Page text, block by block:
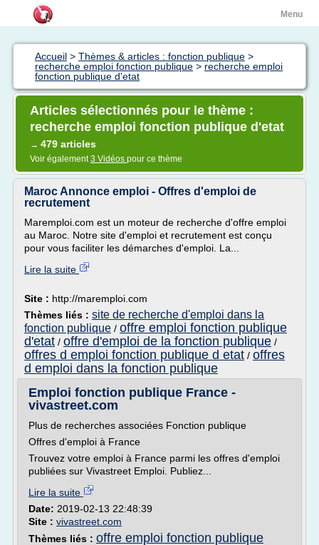
Menu
Accueil > Thèmes & articles : fonction publique >
recherche emploi fonction publique > recherche emploi
fonction publique d'etat
Articles sélectionnés pour le thème :
recherche emploi fonction publique d'etat
→ 479 articles
Voir également3 Vidéos pour ce thème
Maroc Annonce emploi - Offres d'emploi de
recrutement
Maremploi.com est un moteur de recherche d'offre emploi
au Maroc. Notre site d'emploi et recrutement est conçu
pour vous faciliter les démarches d'emploi. La...
Lire la suite
Site : http://maremploi.com
Thèmes liés : site de recherche d'emploi dans la
fonction publique / offre emploi fonction publique
d'etat / offre d'emploi de la fonction publique /
offres d emploi fonction publique d etat / offres
d emploi dans la fonction publique
Emploi fonction publique France -
vivastreet.com
Plus de recherches associées Fonction publique
Offres d'emploi à France
Trouvez votre emploi à France parmi les offres d'emploi
publiées sur Vivastreet Emploi. Publiez...
Lire la suite
Date: 2019-02-13 22:48:39
Site : vivastreet.com
Thèmes liés : offre emploi fonction publique